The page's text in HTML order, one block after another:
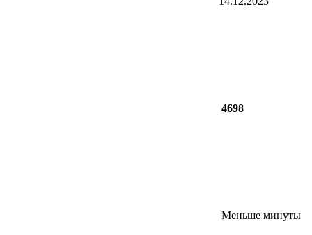
4698
Меньше минуты